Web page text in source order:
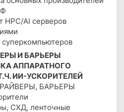
AI серверов
И БАРЬЕРЫ
АППАРАТНОГО
ИИ-УСКОРИТЕЛЕЙ
БАРЬЕРЫ
ленточные